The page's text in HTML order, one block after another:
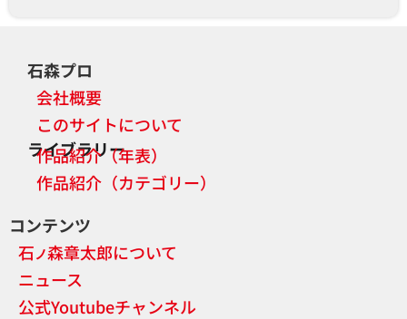
石森プロ
会社概要
このサイトについて
ライブラリー
作品紹介（年表）
作品紹介（カテゴリー）
コンテンツ
石ノ森章太郎について
ニュース
公式Youtubeチャンネル